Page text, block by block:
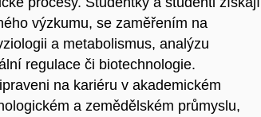
výzkumu, se zaměřením na
a metabolismus, analýzu
regulace či biotechnologie.
na kariéru v akademickém
a zemědělském průmyslu,